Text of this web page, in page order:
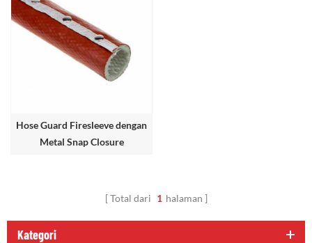
Hose Guard Firesleeve dengan
Metal Snap Closure
Total dari 1 halaman
Kategori